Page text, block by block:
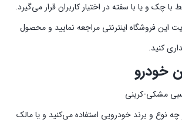
چک و یا با سفته در اختیار کاربران قرار می‌گیرد.
این فروشگاه اینترنتی مراجعه نمایید و محصول
کنید.
خودرو
مشکی-کربنی
نوع و برند خودرویی استفاده می‌کنید و یا مالک